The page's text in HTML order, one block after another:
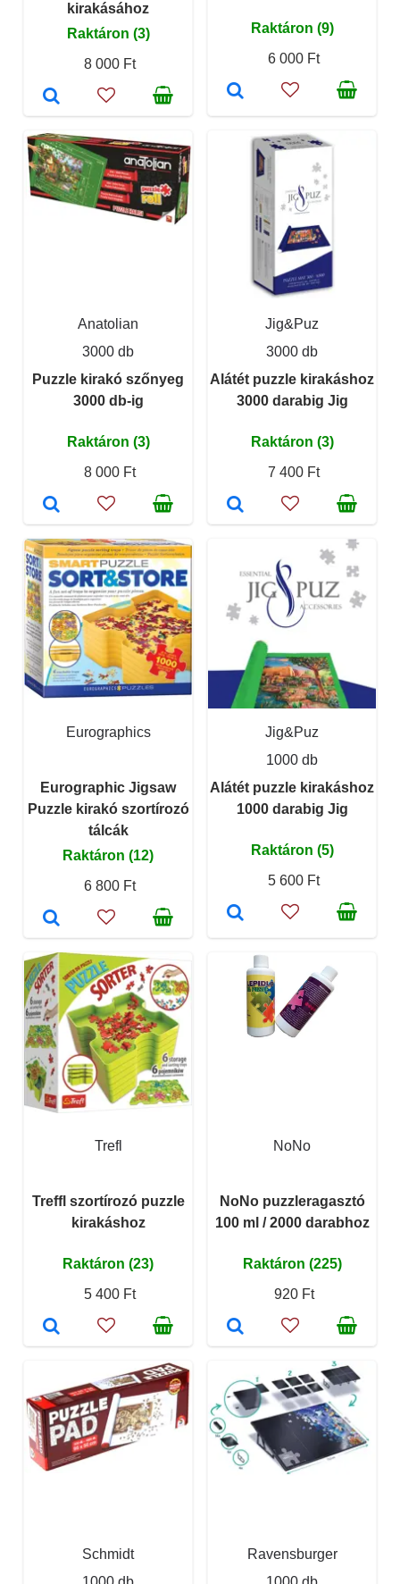
kirakásához
Raktáron (3)
8 000 Ft
Raktáron (9)
6 000 Ft
Anatolian
3000 db
Puzzle kirakó szőnyeg
3000 db-ig
Raktáron (3)
8 000 Ft
Jig&Puz
3000 db
Alátét puzzle kirakáshoz
3000 darabig Jig
Raktáron (3)
7 400 Ft
Eurographics
Eurographic Jigsaw
Puzzle kirakó szortírozó
tálcák
Raktáron (12)
6 800 Ft
Jig&Puz
1000 db
Alátét puzzle kirakáshoz
1000 darabig Jig
Raktáron (5)
5 600 Ft
Trefl
Treffl szortírozó puzzle
kirakáshoz
Raktáron (23)
5 400 Ft
NoNo
NoNo puzzleragasztó
100 ml / 2000 darabhoz
Raktáron (225)
920 Ft
Schmidt
Ravensburger